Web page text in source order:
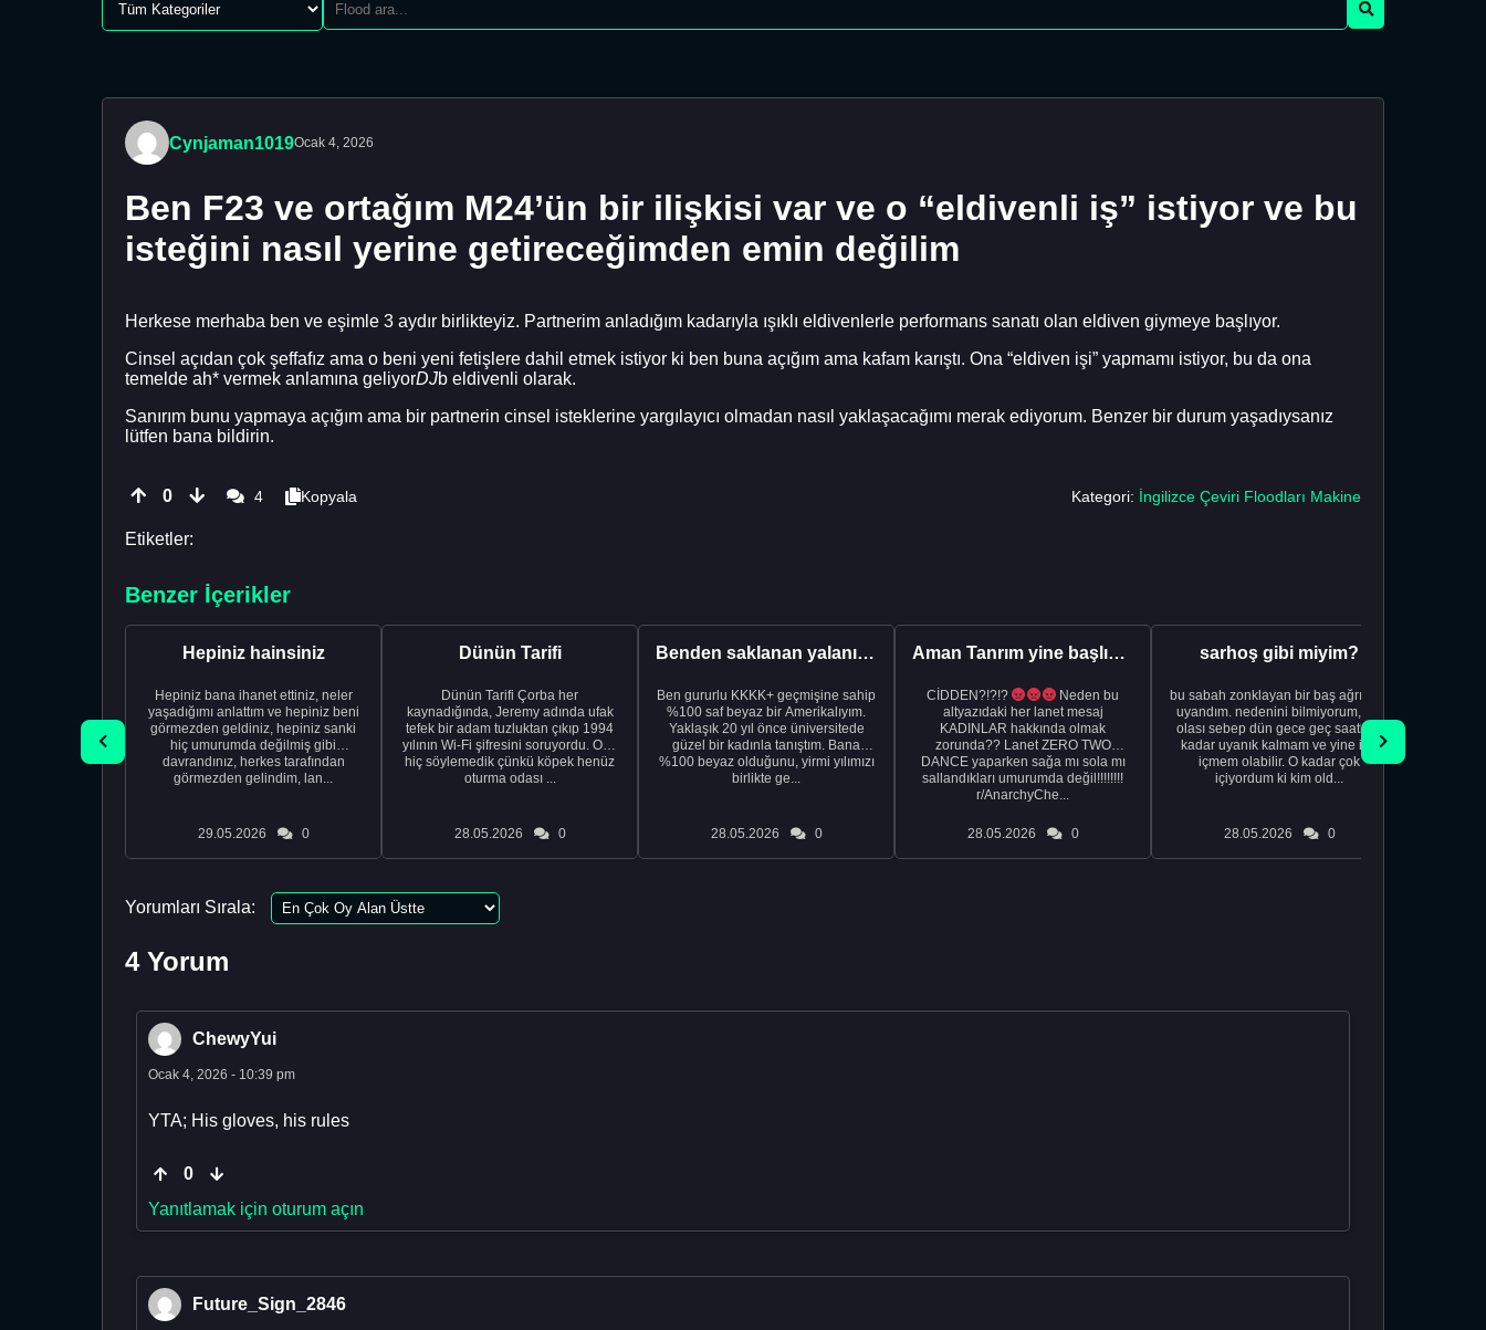
Cynjaman1019Ocak 4, 2026
Ben F23 ve ortağım M24’ün bir ilişkisi var ve o “eldivenli iş” istiyor ve bu
isteğini nasıl yerine getireceğimden emin değilim
Herkese merhaba ben ve eşimle 3 aydır birlikteyiz. Partnerim anladığım kadarıyla ışıklı eldivenlerle performans sanatı olan eldiven giymeye başlıyor.
Cinsel açıdan çok şeffafız ama o beni yeni fetişlere dahil etmek istiyor ki ben buna açığım ama kafam karıştı. Ona “eldiven işi” yapmamı istiyor, bu da ona
temelde ah* vermek anlamına geliyorDJb eldivenli olarak.
Sanırım bunu yapmaya açığım ama bir partnerin cinsel isteklerine yargılayıcı olmadan nasıl yaklaşacağımı merak ediyorum. Benzer bir durum yaşadıysanız
lütfen bana bildirin.
0 4 Kopyala Kategori: İngilizce Çeviri Floodları Makine
Etiketler:
Benzer İçerikler
Hepiniz hainsiniz
Hepiniz bana ihanet ettiniz, neler
yaşadığımı anlattım ve hepiniz beni
görmezden geldiniz, hepiniz sanki
hiç umurumda değilmiş gibi
davrandınız, herkes tarafından
görmezden gelindim, lan...
29.05.2026 0
Dünün Tarifi
Dünün Tarifi Çorba her
kaynadığında, Jeremy adında ufak
tefek bir adam tuzluktan çıkıp 1994
yılının Wi-Fi şifresini soruyordu. Ona
hiç söylemedik çünkü köpek henüz
oturma odası ...
28.05.2026 0
Benden saklanan yalanı ortaya çıkardıktan sonra eşimden...
Ben gururlu KKKK+ geçmişine sahip
%100 saf beyaz bir Amerikalıyım.
Yaklaşık 20 yıl önce üniversitede
güzel bir kadınla tanıştım. Bana
%100 beyaz olduğunu, yirmi yılımızı
birlikte ge...
28.05.2026 0
Aman Tanrım yine başlıyoruz..
CİDDEN?!?!?
Neden bu
altyazıdaki her lanet mesaj
KADINLAR hakkında olmak
zorunda?? Lanet ZERO TWO
DANCE yaparken sağa mı sola mı
sallandıkları umurumda değil!!!!!!!!
r/AnarchyChe...
28.05.2026 0
sarhoş gibi miyim?
bu sabah zonklayan bir baş ağrısıyla
uyandım. nedenini bilmiyorum, tek
olası sebep dün gece geç saatlere
kadar uyanık kalmam ve yine içki
içmem olabilir. O kadar çok
içiyordum ki kim old...
28.05.2026 0
Yorumları Sırala:
4 Yorum
ChewyYui
Ocak 4, 2026 - 10:39 pm
YTA; His gloves, his rules
0
Yanıtlamak için oturum açın
Future_Sign_2846